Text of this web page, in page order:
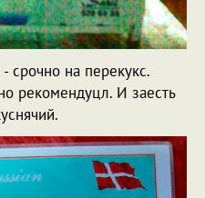
срочно на перекукс.
рекомендуцл. И заесть